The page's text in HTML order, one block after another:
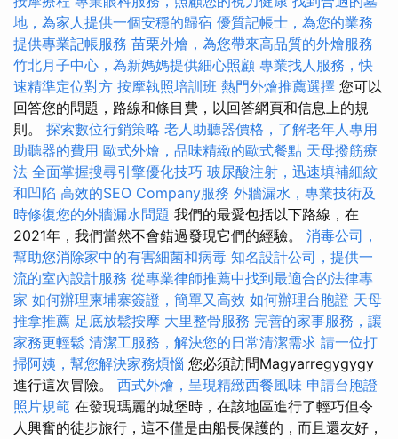
地，為家人提供一個安穩的歸宿 優質記帳士，為您的業務
提供專業記帳服務 苗栗外燴，為您帶來高品質的外燴服務
竹北月子中心，為新媽媽提供細心照顧 專業找人服務，快
速精準定位對方 按摩執照培訓班 熱門外燴推薦選擇 您可以
回答您的問題，路線和條目費，以回答網頁和信息上的規
則。 探索數位行銷策略 老人助聽器價格，了解老年人專用
助聽器的費用 歐式外燴，品味精緻的歐式餐點 天母撥筋療
法 全面掌握搜尋引擎優化技巧 玻尿酸注射，迅速填補細紋
和凹陷 高效的SEO Company服務 外牆漏水，專業技術及
時修復您的外牆漏水問題 我們的最愛包括以下路線，在
2021年，我們當然不會錯過發現它們的經驗。 消毒公司，
幫助您消除家中的有害細菌和病毒 知名設計公司，提供一
流的室內設計服務 從專業律師推薦中找到最適合的法律專
家 如何辦理柬埔寨簽證，簡單又高效 如何辦理台胞證 天母
推拿推薦 足底放鬆按摩 大里整骨服務 完善的家事服務，讓
家務更輕鬆 清潔工服務，解決您的日常清潔需求 請一位打
掃阿姨，幫您解決家務煩惱 您必須訪問Magyarregygygy
進行這次冒險。 西式外燴，呈現精緻西餐風味 申請台胞證
照片規範 在發現瑪麗的城堡時，在該地區進行了輕巧但令
人興奮的徒步旅行，這不僅是由船長保護的，而且還友好，